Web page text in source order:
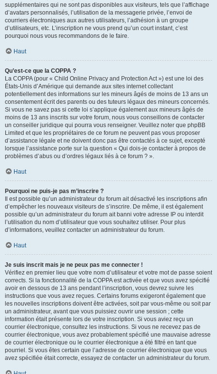
supplémentaires qui ne sont pas disponibles aux visiteurs, tels que l’affichage
d’avatars personnalisés, l’utilisation de la messagerie privée, l’envoi de
courriers électroniques aux autres utilisateurs, l’adhésion à un groupe
d’utilisateurs, etc. L’inscription ne vous prend qu’un court instant, c’est
pourquoi nous vous recommandons de le faire.
Haut
Qu’est-ce que la COPPA ?
La COPPA (pour « Child Online Privacy and Protection Act ») est une loi des
États-Unis d’Amérique qui demande aux sites internet collectant
potentiellement des informations sur les mineurs âgés de moins de 13 ans un
consentement écrit des parents ou des tuteurs légaux des mineurs concernés.
Si vous ne savez pas si cette loi s’applique également aux mineurs âgés de
moins de 13 ans inscrits sur votre forum, nous vous conseillons de contacter
un conseiller juridique qui pourra vous renseigner. Veuillez noter que phpBB
Limited et que les propriétaires de ce forum ne peuvent pas vous proposer
d’assistance légale et ne doivent donc pas être contactés à ce sujet, excepté
lorsque l’assistance porte sur la question « Qui dois-je contacter à propos de
problèmes d’abus ou d’ordres légaux liés à ce forum ? ».
Haut
Pourquoi ne puis-je pas m’inscrire ?
Il est possible qu’un administrateur du forum ait désactivé les inscriptions afin
d’empêcher les nouveaux visiteurs de s’inscrire. De même, il est également
possible qu’un administrateur du forum ait banni votre adresse IP ou interdit
l’utilisation du nom d’utilisateur que vous souhaitez utiliser. Pour plus
d’informations, veuillez contacter un administrateur du forum.
Haut
Je suis inscrit mais je ne peux pas me connecter !
Vérifiez en premier lieu que votre nom d’utilisateur et votre mot de passe soient
corrects. Si la fonctionnalité de la COPPA est activée et que vous avez spécifié
avoir en dessous de 13 ans pendant l’inscription, vous devrez suivre les
instructions que vous avez reçues. Certains forums exigeront également que
les nouvelles inscriptions doivent être activées, soit par vous-même ou soit par
un administrateur, avant que vous puissiez ouvrir une session ; cette
information était présente lors de votre inscription. Si vous aviez reçu un
courrier électronique, consultez les instructions. Si vous ne recevez pas de
courrier électronique, vous avez probablement spécifié une mauvaise adresse
de courrier électronique ou le courrier électronique a été filtré en tant que
pourriel. Si vous êtes certain que l’adresse de courrier électronique que vous
avez spécifiée était correcte, essayez de contacter un administrateur du forum.